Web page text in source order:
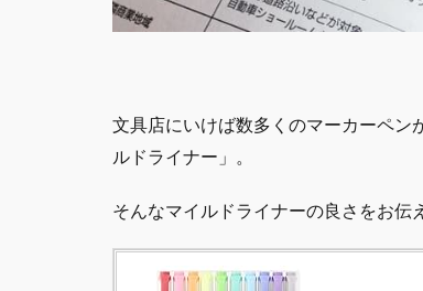
文具店にいけば数多くのマーカーペン
ルドライナー」。
そんなマイルドライナーの良さをお伝